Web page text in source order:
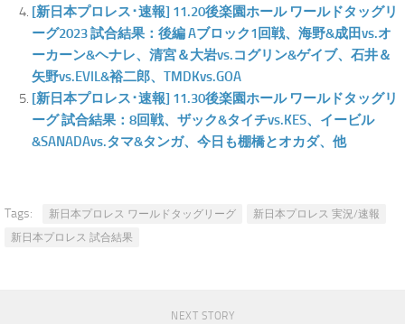
[新日本プロレス･速報] 11.20後楽園ホール ワールドタッグリ
ーグ2023 試合結果：後編 Aブロック1回戦、海野&成田vs.オ
ーカーン&ヘナレ、清宮＆大岩vs.コグリン&ゲイブ、石井＆
矢野vs.EVIL&裕二郎、TMDKvs.GOA
[新日本プロレス･速報] 11.30後楽園ホール ワールドタッグリ
ーグ 試合結果：8回戦、ザック&タイチvs.KES、イービル
&SANADAvs.タマ&タンガ、今日も棚橋とオカダ、他
Tags: 新日本プロレス ワールドタッグリーグ
新日本プロレス 実況/速報
新日本プロレス 試合結果
NEXT STORY